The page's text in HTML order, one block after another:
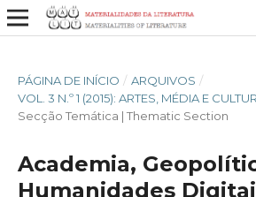
PÁGINA DE INÍCIO / ARQUIVOS /
VOL. 3 N.º 1 (2015): ARTES, MÉDIA E
Secção Temática | Thematic Section
Academia,
Humanidades